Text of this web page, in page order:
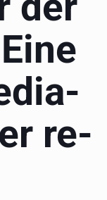
re-